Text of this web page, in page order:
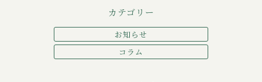
カテゴリー
お知らせ
コラム